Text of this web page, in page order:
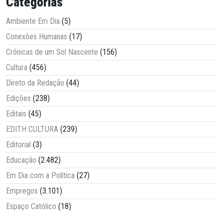
Ambiente Em Dia (5)
Conexões Humanas (17)
Crônicas de um Sol Nascente (156)
Cultura (456)
Direto da Redação (44)
Edições (238)
Editais (45)
EDITH CULTURA (239)
Editorial (3)
Educação (2.482)
Em Dia com a Política (27)
Empregos (3.101)
Espaço Católico (18)